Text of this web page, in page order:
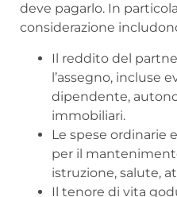
deve pagarlo. In
considerazione
Il reddito del
l’assegno, incluse
dipendente,
immobiliari.
Le spese ordinarie
per il
istruzione, salute,
Il tenore di vita